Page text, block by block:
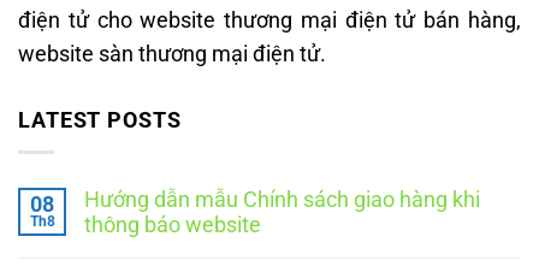
điện tử cho website thương mại điện tử bán hàng,
website sàn thương mại điện tử.
LATEST POSTS
08
Th8
Hướng dẫn mẫu Chính sách giao hàng khi
thông báo website